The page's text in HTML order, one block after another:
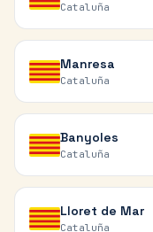
Cataluña
Manresa
Cataluña
Banyoles
Cataluña
Lloret de Mar
Cataluña